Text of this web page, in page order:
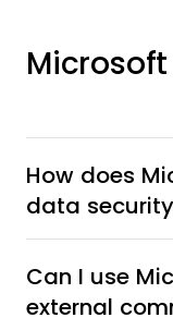
Microsoft
How does
data
Can I use
external